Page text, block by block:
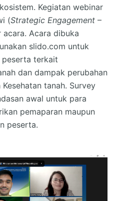
Kegiatan webinar
(Strategic Engagement –
Acara dibuka
slido.com untuk
peserta terkait
dan dampak perubahan
tanah. Survey
awal untuk para
pemaparan maupun
peserta.